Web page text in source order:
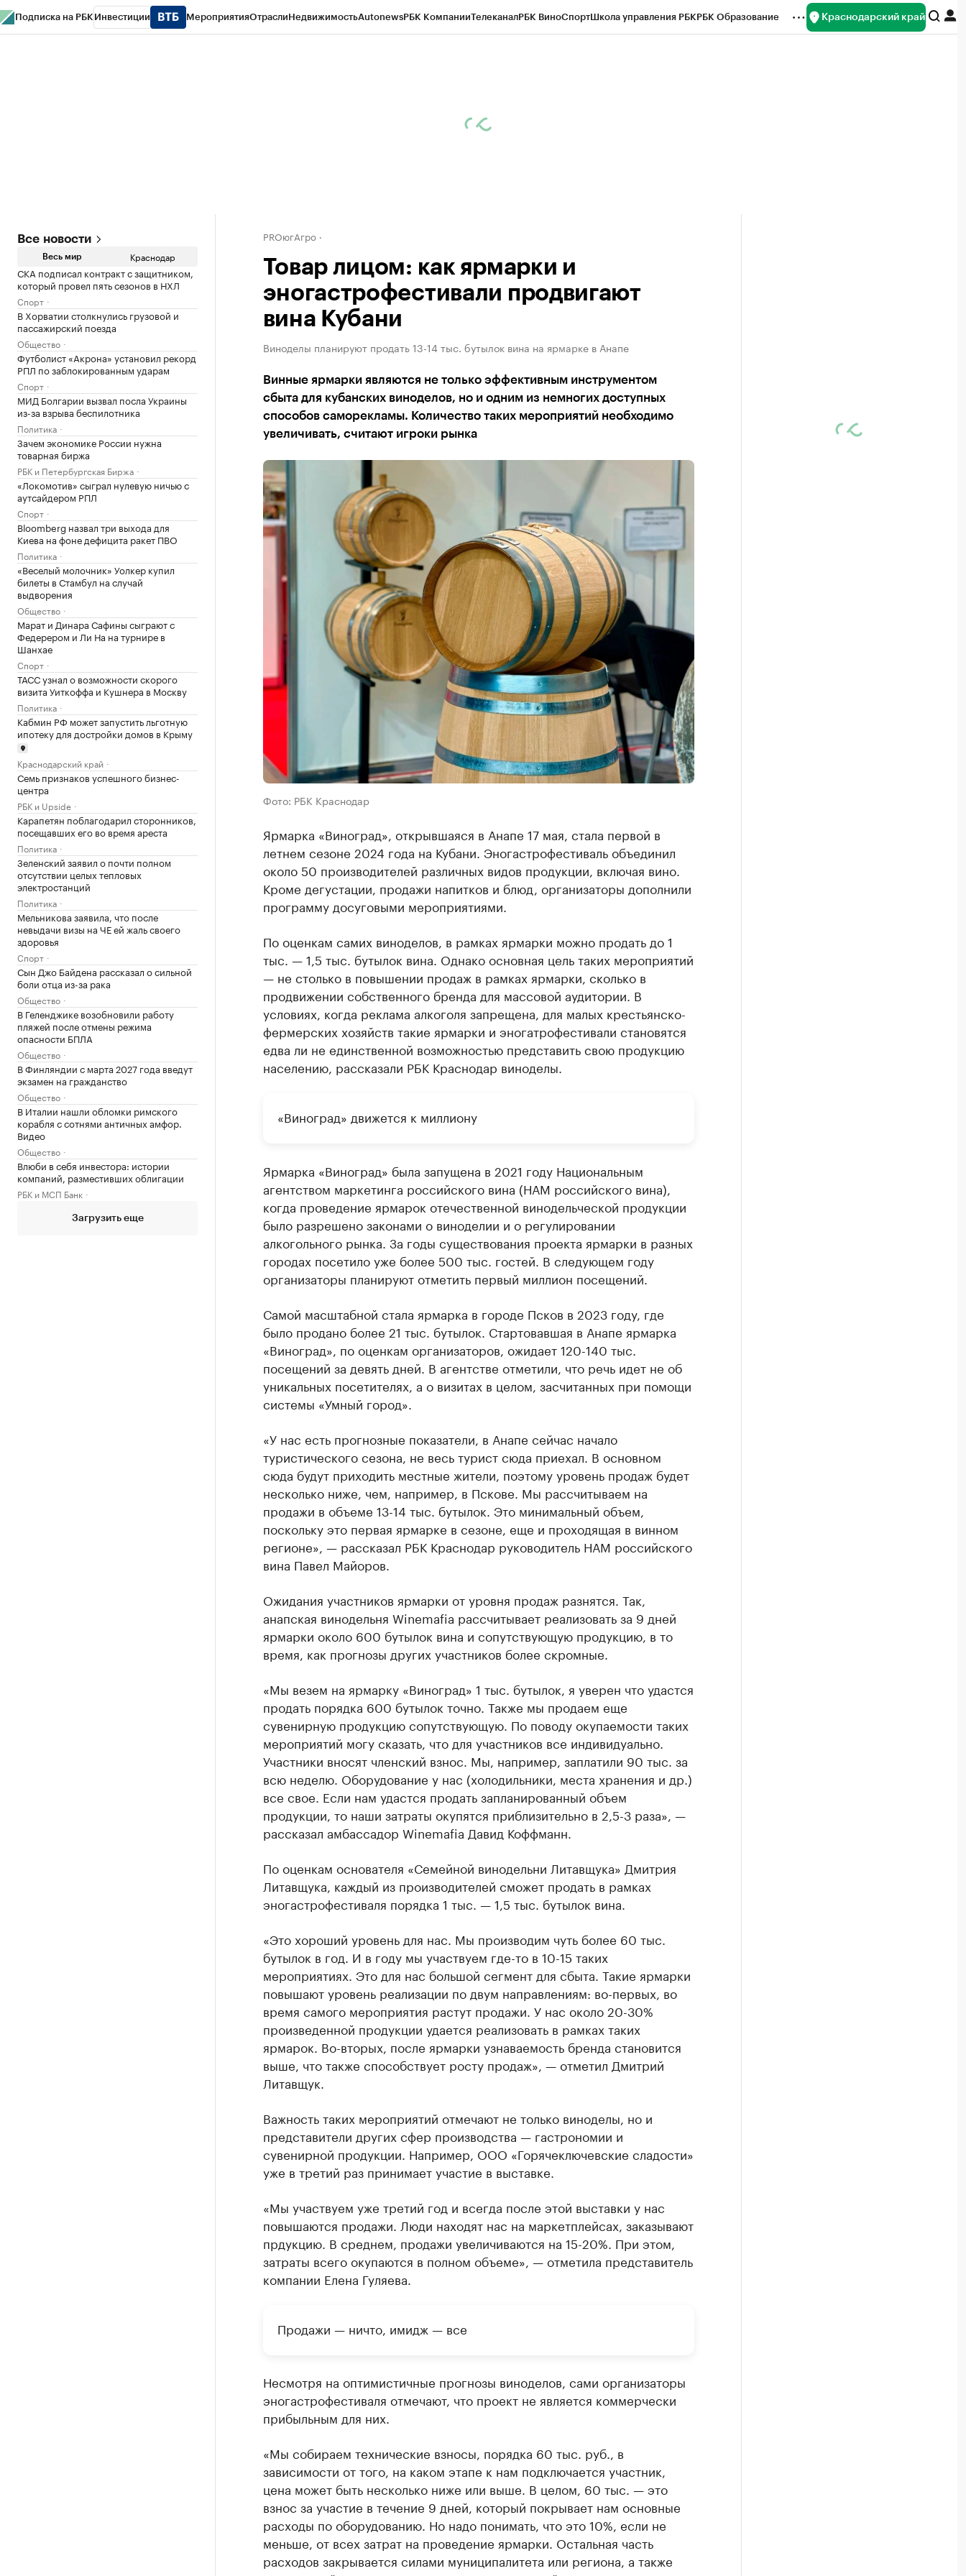
Подписка на РБК Инвестиции МероприятияОтраслиНедвижимостьAutonewsРБК КомпанииТелеканалРБК ВиноСпортШкола управления РБКРБК Образование Краснодарский край
Все новости
Весь мир Краснодар
СКА подписал контракт с защитником,
который провел пять сезонов в НХЛ
Спорт
В Хорватии столкнулись грузовой и
пассажирский поезда
Общество
Футболист «Акрона» установил рекорд
РПЛ по заблокированным ударам
Спорт
МИД Болгарии вызвал посла Украины
из-за взрыва беспилотника
Политика
Зачем экономике России нужна
товарная биржа
РБК и Петербургская Биржа
«Локомотив» сыграл нулевую ничью с
аутсайдером РПЛ
Спорт
Bloomberg назвал три выхода для
Киева на фоне дефицита ракет ПВО
Политика
«Веселый молочник» Уолкер купил
билеты в Стамбул на случай
выдворения
Общество
Марат и Динара Сафины сыграют с
Федерером и Ли На на турнире в
Шанхае
Спорт
ТАСС узнал о возможности скорого
визита Уиткоффа и Кушнера в Москву
Политика
Кабмин РФ может запустить льготную
ипотеку для достройки домов в Крыму
Краснодарский край
Семь признаков успешного бизнес-
центра
РБК и Upside
Карапетян поблагодарил сторонников,
посещавших его во время ареста
Политика
Зеленский заявил о почти полном
отсутствии целых тепловых
электростанций
Политика
Мельникова заявила, что после
невыдачи визы на ЧЕ ей жаль своего
здоровья
Спорт
Сын Джо Байдена рассказал о сильной
боли отца из-за рака
Общество
В Геленджике возобновили работу
пляжей после отмены режима
опасности БПЛА
Общество
В Финляндии с марта 2027 года введут
экзамен на гражданство
Общество
В Италии нашли обломки римского
корабля с сотнями античных амфор.
Видео
Общество
Влюби в себя инвестора: истории
компаний, разместивших облигации
РБК и МСП Банк
Загрузить еще
PROюгАгро
Товар лицом: как ярмарки и
эногастрофестивали продвигают
вина Кубани
Виноделы планируют продать 13-14 тыс. бутылок вина на ярмарке в Анапе
Винные ярмарки являются не только эффективным инструментом
сбыта для кубанских виноделов, но и одним из немногих доступных
способов саморекламы. Количество таких мероприятий необходимо
увеличивать, считают игроки рынка
Фото: РБК Краснодар
Ярмарка «Виноград», открывшаяся в Анапе 17 мая, стала первой в
летнем сезоне 2024 года на Кубани. Эногастрофестиваль объединил
около 50 производителей различных видов продукции, включая вино.
Кроме дегустации, продажи напитков и блюд, организаторы дополнили
программу досуговыми мероприятиями.
По оценкам самих виноделов, в рамках ярмарки можно продать до 1
тыс. — 1,5 тыс. бутылок вина. Однако основная цель таких мероприятий
— не столько в повышении продаж в рамках ярмарки, сколько в
продвижении собственного бренда для массовой аудитории. В
условиях, когда реклама алкоголя запрещена, для малых крестьянско-
фермерских хозяйств такие ярмарки и эногатрофестивали становятся
едва ли не единственной возможностью представить свою продукцию
населению, рассказали РБК Краснодар виноделы.
«Виноград» движется к миллиону
Ярмарка «Виноград» была запущена в 2021 году Национальным
агентством маркетинга российского вина (НАМ российского вина),
когда проведение ярмарок отечественной винодельческой продукции
было разрешено законами о виноделии и о регулировании
алкогольного рынка. За годы существования проекта ярмарки в разных
городах посетило уже более 500 тыс. гостей. В следующем году
организаторы планируют отметить первый миллион посещений.
Самой масштабной стала ярмарка в городе Псков в 2023 году, где
было продано более 21 тыс. бутылок. Стартовавшая в Анапе ярмарка
«Виноград», по оценкам организаторов, ожидает 120-140 тыс.
посещений за девять дней. В агентстве отметили, что речь идет не об
уникальных посетителях, а о визитах в целом, засчитанных при помощи
системы «Умный город».
«У нас есть прогнозные показатели, в Анапе сейчас начало
туристического сезона, не весь турист сюда приехал. В основном
сюда будут приходить местные жители, поэтому уровень продаж будет
несколько ниже, чем, например, в Пскове. Мы рассчитываем на
продажи в объеме 13-14 тыс. бутылок. Это минимальный объем,
поскольку это первая ярмарке в сезоне, еще и проходящая в винном
регионе», — рассказал РБК Краснодар руководитель НАМ российского
вина Павел Майоров.
Ожидания участников ярмарки от уровня продаж разнятся. Так,
анапская винодельня Winemafia рассчитывает реализовать за 9 дней
ярмарки около 600 бутылок вина и сопутствующую продукцию, в то
время, как прогнозы других участников более скромные.
«Мы везем на ярмарку «Виноград» 1 тыс. бутылок, я уверен что удастся
продать порядка 600 бутылок точно. Также мы продаем еще
сувенирную продукцию сопутствующую. По поводу окупаемости таких
мероприятий могу сказать, что для участников все индивидуально.
Участники вносят членский взнос. Мы, например, заплатили 90 тыс. за
всю неделю. Оборудование у нас (холодильники, места хранения и др.)
все свое. Если нам удастся продать запланированный объем
продукции, то наши затраты окупятся приблизительно в 2,5-3 раза», —
рассказал амбассадор Winemafia Давид Коффманн.
По оценкам основателя «Семейной винодельни Литавщука» Дмитрия
Литавщука, каждый из производителей сможет продать в рамках
эногастрофестиваля порядка 1 тыс. — 1,5 тыс. бутылок вина.
«Это хороший уровень для нас. Мы производим чуть более 60 тыс.
бутылок в год. И в году мы участвуем где-то в 10-15 таких
мероприятиях. Это для нас большой сегмент для сбыта. Такие ярмарки
повышают уровень реализации по двум направлениям: во-первых, во
время самого мероприятия растут продажи. У нас около 20-30%
произведенной продукции удается реализовать в рамках таких
ярмарок. Во-вторых, после ярмарки узнаваемость бренда становится
выше, что также способствует росту продаж», — отметил Дмитрий
Литавщук.
Важность таких мероприятий отмечают не только виноделы, но и
представители других сфер производства — гастрономии и
сувенирной продукции. Например, ООО «Горячеключевские сладости»
уже в третий раз принимает участие в выставке.
«Мы участвуем уже третий год и всегда после этой выставки у нас
повышаются продажи. Люди находят нас на маркетплейсах, заказывают
прдукцию. В среднем, продажи увеличиваются на 15-20%. При этом,
затраты всего окупаются в полном объеме», — отметила представитель
компании Елена Гуляева.
Продажи — ничто, имидж — все
Несмотря на оптимистичные прогнозы виноделов, сами организаторы
эногастрофестиваля отмечают, что проект не является коммерчески
прибыльным для них.
«Мы собираем технические взносы, порядка 60 тыс. руб., в
зависимости от того, на каком этапе к нам подключается участник,
цена может быть несколько ниже или выше. В целом, 60 тыс. — это
взнос за участие в течение 9 дней, который покрывает нам основные
расходы по оборудованию. Но надо понимать, что это 10%, если не
меньше, от всех затрат на проведение ярмарки. Остальная часть
расходов закрывается силами муниципалитета или региона, а также